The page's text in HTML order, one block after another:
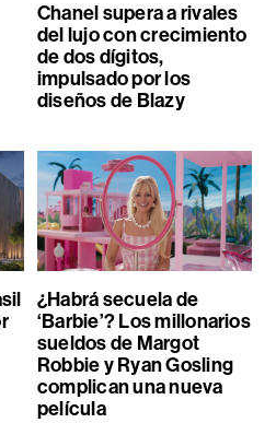
Chanel supera a rivales
del lujo con crecimiento
de dos dígitos,
impulsado por los
diseños de Blazy
¿Habrá secuela de
‘Barbie’? Los millonarios
sueldos de Margot
Robbie y Ryan Gosling
complican una nueva
película